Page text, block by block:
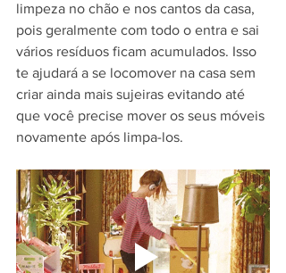
limpeza no chão e nos cantos da casa,
pois geralmente com todo o entra e sai
vários resíduos ficam acumulados. Isso
te ajudará a se locomover na casa sem
criar ainda mais sujeiras evitando até
que você precise mover os seus móveis
novamente após limpa-los.